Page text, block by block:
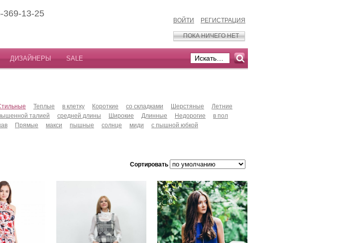
369-13-25
ВОЙТИ РЕГИСТРАЦИЯ
ПОКА НИЧЕГО НЕТ
ДИЗАЙНЕРЫ SALE
Теплые в клетку Короткие со складками Шерстяные
Летние
талией средней длины Широкие Длинные Недорогие
в пол
Прямые макси пышные солнце миди с пышной юбкой
Сортировать